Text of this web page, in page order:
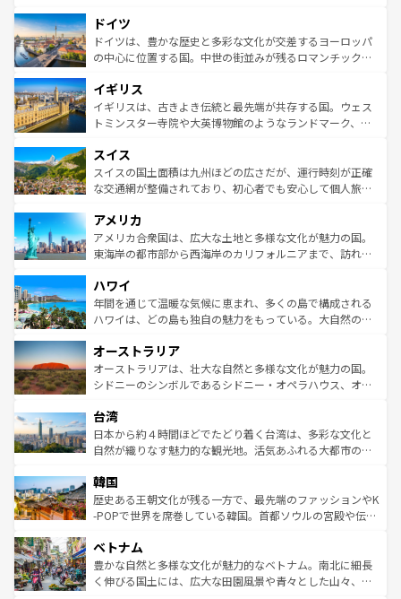
せる。地方によって風土や気候が異なるスペインはその個
性で訪れる人を魅了する。 なお、新着のスペイン情報は コ
ンテンツ一覧を参照してほしい。
で、幅広い魅力が詰まっている。華麗な宮殿、歴史的な大
聖堂、美しいビーチ、そして豊かな自然が、訪れる者を心
から魅了する。また、フランスは美食の国としても知ら
いる。シャンパンの発祥地であるランス、プロヴァンスの
香り高いラベンダー畑など、多彩な楽しみ方が可能だ。さ
らに、パリ以外の地域にも魅力が溢れており、どの街角に
れる地方に足を運ぶとそれぞれで全く異なる文化を体験で
きるだろう。 なお、新着のフランス情報はコンテンツ一覧
を参照してほしい。
ドイツ
ドイツは、豊かな歴史と多彩な文化が交差するヨーロッパ
の中心に位置する国。中世の街並みが残るロマンチック街
顔を持つこの国は、どこを歩いても飽きることがない。ベ
ルリンの文化的活気、バイエルン州のアルプスの絶景、そ
してライン川沿いのワイン畑といった風景は必見。ビール
は、お酒好きな人にはぜひ体験してほしい。 なお、新着の
ドイツ情報はコンテンツ一覧を参照してほしい。
イギリス
イギリスは、古きよき伝統と最先端が共存する国。ウェス
トミンスター寺院や大英博物館のようなランドマーク、歴
リアごとに異なる魅力がある。また、優雅なアフタヌーン
ティー、ビール好きにはたまらない英国パブ、サッカー観
戦など、本場だからこそできる体験も豊富。イギリスを旅
ンツ一覧を参照してほしい。
スイス
スイスの国土面積は九州ほどの広さだが、運行時刻が正確
な交通網が整備されており、初心者でも安心して個人旅行
の建物がそのまま残る町や、スイスならではのユニークな
博物館もあり、アルプス観光だけでなく町歩きも満喫する
ことができる。国民の所得が高いため物価も高いが、旅行
ば市内交通費無料で観光を楽しむこともできる。 なお、新
着のスイス情報はコンテンツ一覧 を参照してほしい。
アメリカ
アメリカ合衆国は、広大な土地と多様な文化が魅力の国。
東海岸の都市部から西海岸のカリフォルニアまで、訪れる
のような巨大都市は、観光、ショッピング、エンターテイ
ンメントが詰まった刺激的なスポットだ。一方、アメリカ
西部には大自然が広がり、グランドキャニオンやイエロー
部のニューオーリンズでは、音楽と美食が融合した独特の
文化が魅力。旅行者はアメリカの各地域で異なる魅力を楽
しみながら、その多様性と豊かな歴史を感じることができ
ならではの贅沢な旅のスタイルだ。 なお、新着のアメリカ
情報はコンテンツ一覧を参照してほしい。
ハワイ
年間を通じて温暖な気候に恵まれ、多くの島で構成される
ハワイは、どの島も独自の魅力をもっている。大自然の神
ワイ島は見逃せない。また、定番の観光地といえばオアフ
島だが、静かな自然を求めるならマウイ島やカウアイ島が
おすすめ。エメラルドグリーンに輝く海をはじめ、豊かな
れるおもてなしの心で訪れる人々を迎えてくれるハワイの
人々、おいしいローカルフードやハワイアンミュージッ
ク、伝統的なフラダンスなど、すべてがハワイの魅力を彩
ワイを、存分に味わってほしい。 なお、新着のハワイ情報
はコンテンツ一覧を参照してほしい。
オーストラリア
オーストラリアは、壮大な自然と多様な文化が魅力の国。
シドニーのシンボルであるシドニー・オペラハウス、オー
リアリーフや大陸中央部にそびえるウルル（エアーズロッ
ク）、タスマニアの美しい原生林やケアンズの熱帯雨林な
ど、見どころがたくさん。また、カフェやワイン、オージ
いる。アクティビティも充実しており、サーフィンやダイ
ビング、ハイキングなど、アウトドア好きにはたまらな
い。オーストラリアの多彩な魅力を存分に味わいつくそ
参照してほしい。
台湾
日本から約４時間ほどでたどり着く台湾は、多彩な文化と
自然が織りなす魅力的な観光地。活気あふれる大都市の台
ン）、静ひつな山岳地帯である台湾東部など、都市の喧騒
と山間の静けさが共存しており、訪れる人に新しい発見と
驚きをもたらしてくれる。また、奥深い台湾の食文化も魅
容にもいいと評判のスイーツなど、バラエティ豊かな料理
が味わえる。 なお、新着の台湾情報は コンテンツ一覧を参
照してほしい。
韓国
歴史ある王朝文化が残る一方で、最先端のファッションやK
-POPで世界を席巻している韓国。首都ソウルの宮殿や伝統
き、地方に足を延ばせば四季折々の自然美を楽しむことが
できる。そして、キムチや焼肉、絶品のストリートフード
まで、さまざまな韓国料理が待っている。夜には、韓国な
ベトナム
豊かな自然と多様な文化が魅力的なベトナム。南北に細長
く伸びる国土には、広大な田園風景や青々とした山々、世